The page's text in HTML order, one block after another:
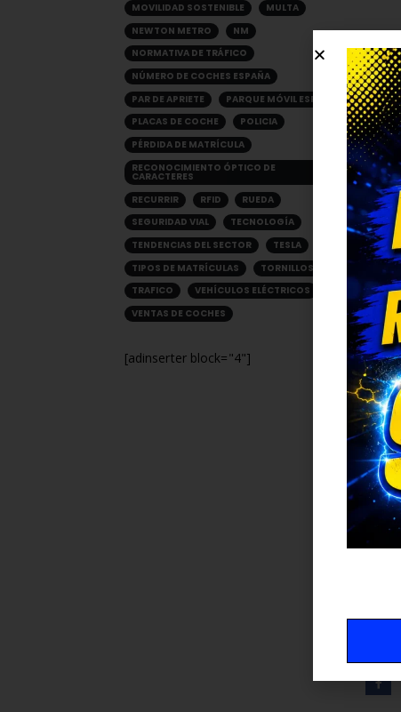
MOVILIDAD SOSTENIBLE
MULTA
NEWTON METRO
NM
NORMATIVA DE TRÁFICO
NÚMERO DE COCHES ESPAÑA
PAR DE APRIETE
PARQUE MÓVIL ESPAÑA
PLACAS DE COCHE
POLICIA
PÉRDIDA DE MATRÍCULA
RECONOCIMIENTO ÓPTICO DE
CARACTERES
RECURRIR
RFID
RUEDA
SEGURIDAD VIAL
TECNOLOGÍA
TENDENCIAS DEL SECTOR
TESLA
TIPOS DE MATRÍCULAS
TORNILLOS
TRAFICO
VEHÍCULOS ELÉCTRICOS
VENTAS DE COCHES
[adinserter block="4"]